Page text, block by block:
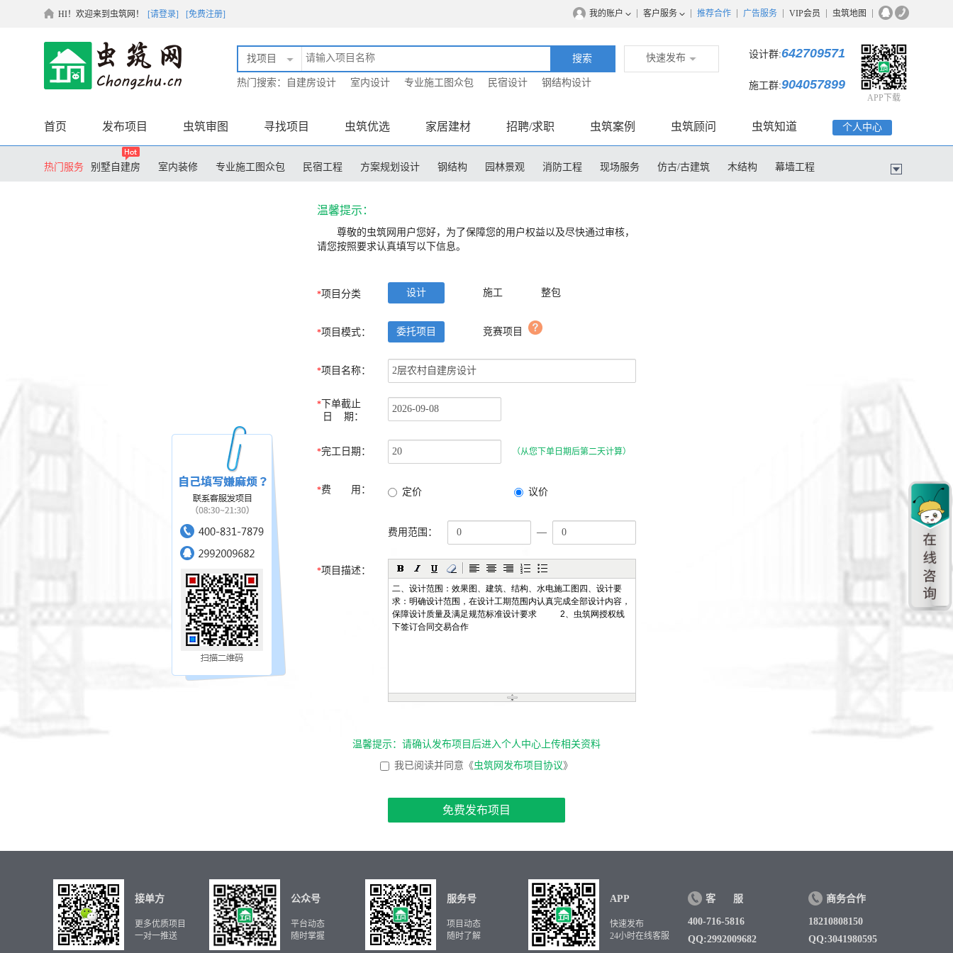
HI！欢迎来到虫筑网！ [请登录] [免费注册] 我的账户 客户服务 推荐合作 广告服务 VIP会员 虫筑地图
找项目 搜索 快速发布
热门搜索： 自建房设计 室内设计 专业施工图众包 民宿设计 钢结构设计
设计群:642709571
施工群:904057899
APP下载
首页 发布项目 虫筑审图 寻找项目 虫筑优选 家居建材 招聘/求职 虫筑案例 虫筑顾问 虫筑知道 个人中心
热门服务 别墅自建房 室内装修 专业施工图众包 民宿工程 方案规划设计 钢结构 园林景观 消防工程 现场服务 仿古/古建筑 木结构
幕墙工程
温馨提示：
尊敬的虫筑网用户您好，为了保障您的用户权益以及尽快通过审核，
请您按照要求认真填写以下信息。
*项目分类 设计 施工 整包
*项目模式： 委托项目 竞赛项目
*项目名称：
* 下单截止
日 期：
*完工日期： （从您下单日期后第二天计算）
*费 用： 定价 议价
费用范围： —
*项目描述：
温馨提示：请确认发布项目后进入个人中心上传相关资料
我已阅读并同意《虫筑网发布项目协议》
免费发布项目
接单方
更多优质项目
一对一推送
公众号
平台动态
随时掌握
服务号
项目动态
随时了解
APP
快速发布
24小时在线客服
客 服
400-716-5816
QQ:2992009682
商务合作
18210808150
QQ:3041980595